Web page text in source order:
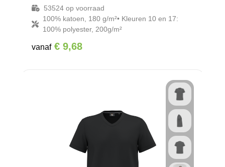
53524op voorraad
100% katoen, 180 g/m²• Kleuren 10 en 17:
100% polyester, 200g/m²
vanaf € 9,68